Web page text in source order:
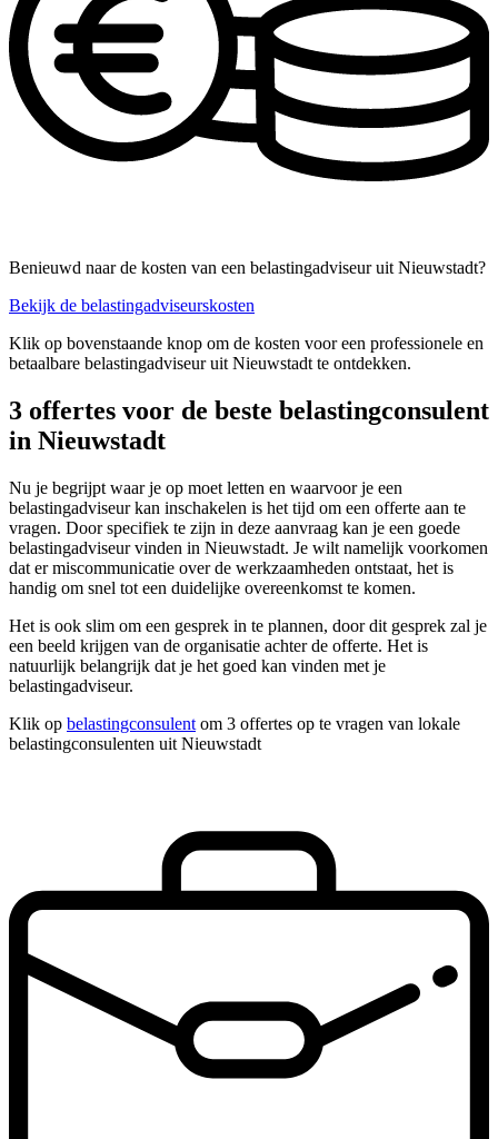
Benieuwd naar de kosten van een belastingadviseur uit Nieuwstadt?
Bekijk de belastingadviseurskosten
Klik op bovenstaande knop om de kosten voor een professionele en
betaalbare belastingadviseur uit Nieuwstadt te ontdekken.
3 offertes voor de beste belastingconsulent
in Nieuwstadt
Nu je begrijpt waar je op moet letten en waarvoor je een
belastingadviseur kan inschakelen is het tijd om een offerte aan te
vragen. Door specifiek te zijn in deze aanvraag kan je een goede
belastingadviseur vinden in Nieuwstadt. Je wilt namelijk voorkomen
dat er miscommunicatie over de werkzaamheden ontstaat, het is
handig om snel tot een duidelijke overeenkomst te komen.
Het is ook slim om een gesprek in te plannen, door dit gesprek zal je
een beeld krijgen van de organisatie achter de offerte. Het is
natuurlijk belangrijk dat je het goed kan vinden met je
belastingadviseur.
Klik op belastingconsulent om 3 offertes op te vragen van lokale
belastingconsulenten uit Nieuwstadt